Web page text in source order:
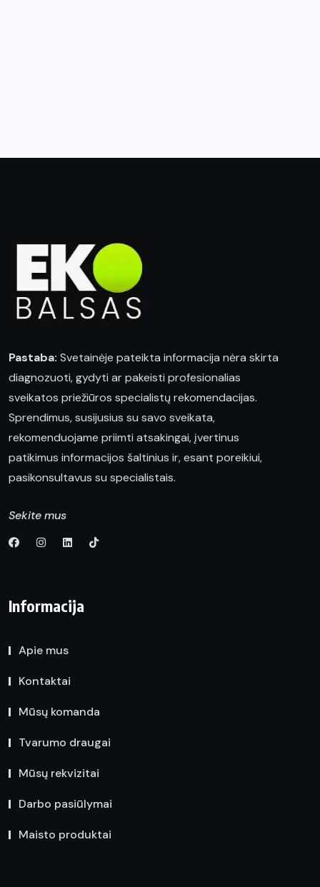
Pastaba: Svetainėje pateikta informacija nėra skirta
diagnozuoti, gydyti ar pakeisti profesionalias
sveikatos priežiūros specialistų rekomendacijas.
Sprendimus, susijusius su savo sveikata,
rekomenduojame priimti atsakingai, įvertinus
patikimus informacijos šaltinius ir, esant poreikiui,
pasikonsultavus su specialistais.
Sekite mus
Informacija
Apie mus
Kontaktai
Mūsų komanda
Tvarumo draugai
Mūsų rekvizitai
Darbo pasiūlymai
Maisto produktai